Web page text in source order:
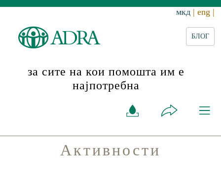
мкд | eng |
БЛОГ
за сите на кои помошта им е
најпотребна
Активности